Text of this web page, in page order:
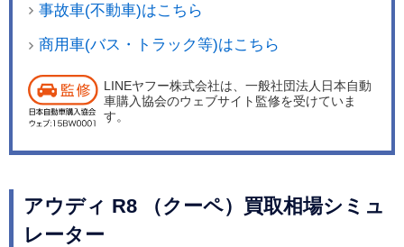
レインはベースモデルと同様に自然吸気高回転型
5.2リッターV型10気筒エンジンを搭載し、最高出
トロニックトランスミッションと「クアトロ」四
輪駆動システムを組み合わせ、0-100km/h加速は
「アウディマグネティックライド」を搭載してい
る。
事故車(不動車)はこちら
商用車(バス・トラック等)はこちら
LINEヤフー株式会社は、一般社団法人日本自動
車購入協会のウェブサイト監修を受けていま
す。
アウディ R8 （クーペ）買取相場シミュ
レーター